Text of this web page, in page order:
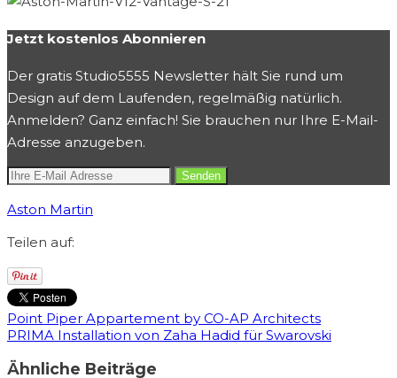
Jetzt kostenlos Abonnieren
Der gratis Studio5555 Newsletter hält Sie rund um
Design auf dem Laufenden, regelmäßig natürlich.
Anmelden? Ganz einfach! Sie brauchen nur Ihre E-Mail-
Adresse anzugeben.
Aston Martin
Teilen auf:
Point Piper Appartement by CO-AP Architects
PRIMA Installation von Zaha Hadid für Swarovski
Ähnliche Beiträge